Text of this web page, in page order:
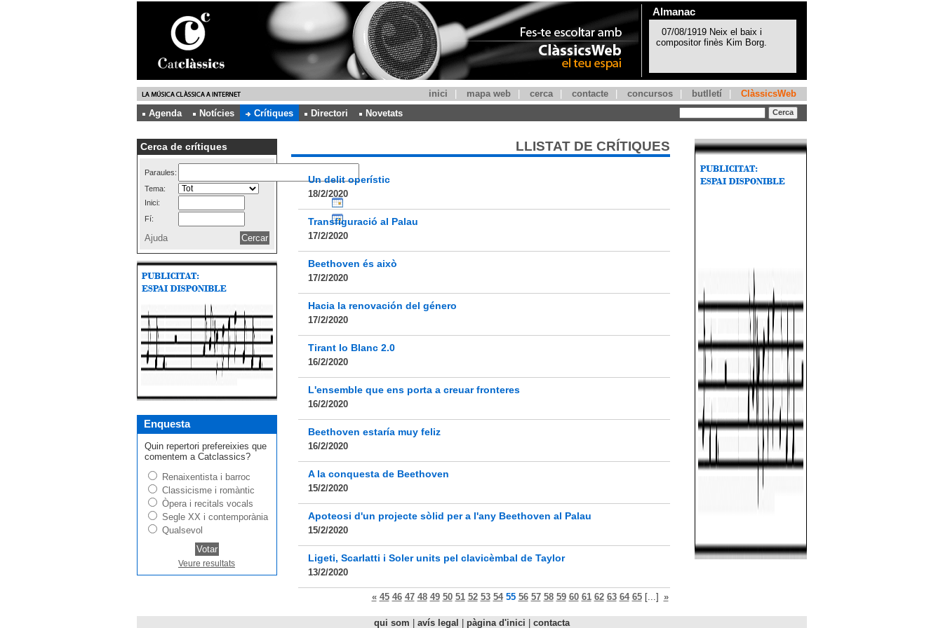
Almanac
inici mapa web cerca contacte concursos butlletí
ClàssicsWeb
Agenda
Notícies Crítiques Directori Novetats
Cerca de crítiques
Paraules:
Tema:
Inici:
Fí:
Ajuda
Enquesta
Quin repertori prefereixies que
comentem a Catclassics?
Renaixentista i barroc
Classicisme i romàntic
Òpera i recitals vocals
Segle XX i contemporània
Qualsevol
Veure resultats
LLISTAT DE CRÍTIQUES
Un delit operístic
18/2/2020
Transfiguració al Palau
17/2/2020
Beethoven és això
17/2/2020
Hacia la renovación del género
17/2/2020
Tirant lo Blanc 2.0
16/2/2020
L'ensemble que ens porta a creuar fronteres
16/2/2020
Beethoven estaría muy feliz
16/2/2020
A la conquesta de Beethoven
15/2/2020
Apoteosi d'un projecte sòlid per a l'any Beethoven al Palau
15/2/2020
Ligeti, Scarlatti i Soler units pel clavicèmbal de Taylor
13/2/2020
« 45 46 47 48 49 50 51 52 53 54 55 56 57 58 59 60 61 62 63 64 65 [...] »
qui som avís legal pàgina d'inici contacta